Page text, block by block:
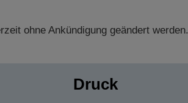
ohne Ankündigung geändert werden.
Druck